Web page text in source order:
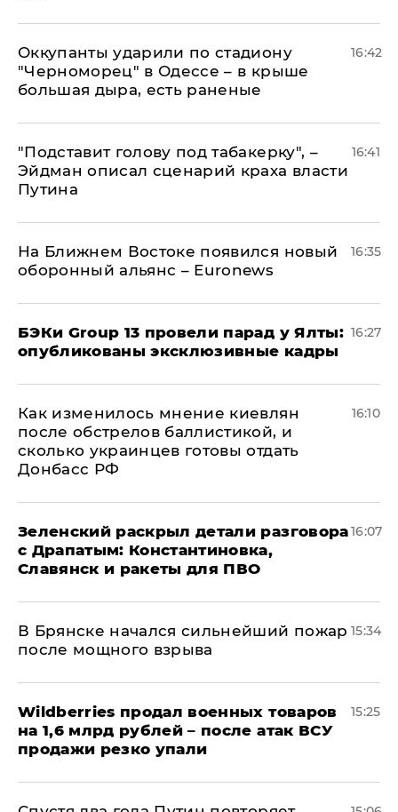
Оккупанты ударили по стадиону
"Черноморец" в Одессе – в крыше
большая дыра, есть раненые
16:42
​"Подставит голову под табакерку", –
Эйдман описал сценарий краха власти
Путина
16:41
На Ближнем Востоке появился новый
оборонный альянс – Euronews
16:35
​БЭКи Group 13 провели парад у Ялты:
опубликованы эксклюзивные кадры
16:27
Как изменилось мнение киевлян
после обстрелов баллистикой, и
сколько украинцев готовы отдать
Донбасс РФ
16:10
​Зеленский раскрыл детали разговора
с Драпатым: Константиновка,
Славянск и ракеты для ПВО
16:07
В Брянске начался сильнейший пожар
после мощного взрыва
15:34
​Wildberries продал военных товаров
на 1,6 млрд рублей – после атак ВСУ
продажи резко упали
15:25